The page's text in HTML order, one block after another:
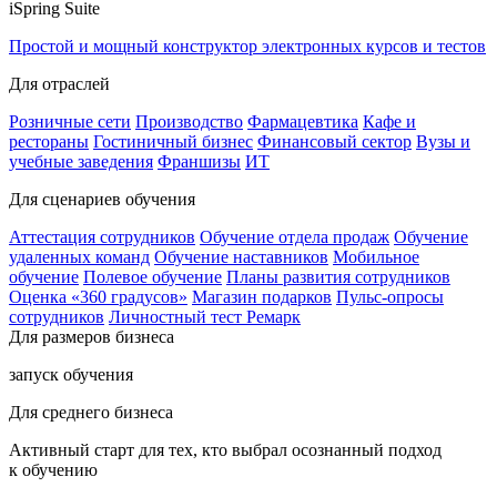
iSpring Suite
Простой и мощный конструктор электронных курсов и тестов
Для отраслей
Розничные сети Производство Фармацевтика Кафе и
рестораны Гостиничный бизнес Финансовый сектор Вузы и
учебные заведения Франшизы ИТ
Для сценариев обучения
Аттестация сотрудников Обучение отдела продаж Обучение
удаленных команд Обучение наставников Мобильное
обучение Полевое обучение Планы развития сотрудников
Оценка «360 градусов» Магазин подарков Пульс-опросы
сотрудников Личностный тест Ремарк
Для размеров бизнеса
запуск обучения
Для среднего бизнеса
Активный старт для тех, кто выбрал осознанный подход
к обучению